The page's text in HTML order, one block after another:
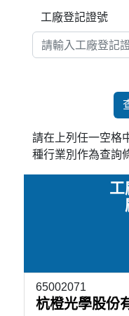
工廠登記證號
請在上列任一空格
種行業別作為查詢
工
65002071
杭橙光學股份